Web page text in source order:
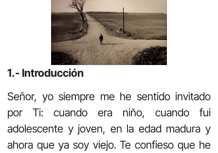
1.- Introducción
Señor, yo siempre me he sentido invitado
por Ti: cuando era niño, cuando fui
adolescente y joven, en la edad madura y
ahora que ya soy viejo. Te confieso que he